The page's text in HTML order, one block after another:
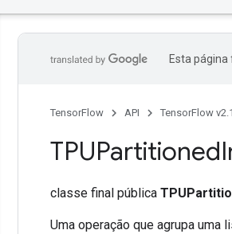
Esta
TensorFlow API TensorFlow
TPUPartitioned
classe final pública
Uma operação que agrupa uma